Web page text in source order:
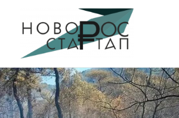
Новорос Стартап